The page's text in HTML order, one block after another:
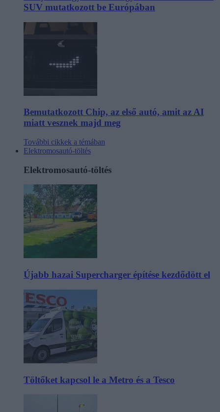
SUV mutatkozott be Európában
Bemutatkozott Chip, az első autó, amit az AI
miatt vesznek majd meg
További cikkek a témában
Elektromosautó-töltés
Elektromosautó-töltés
Újabb hazai Supercharger építése kezdődött el
Töltőket kapcsol le a Metro és a Tesco